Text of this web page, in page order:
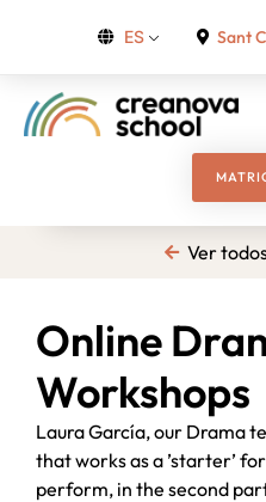
ES Sant
Ver
Online
Workshops
Laura García, our Drama
that works as a ’starter’
perform, in the second